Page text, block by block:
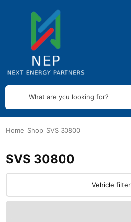
What are you looking for?
Home Shop SVS 30800
SVS 30800
Vehicle filter